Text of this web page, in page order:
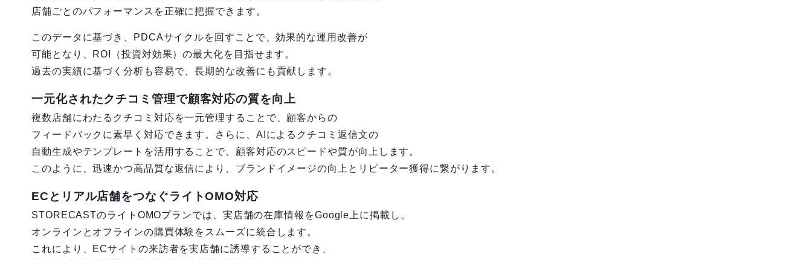
店舗ごとのパフォーマンスを正確に把握できます。
このデータに基づき、PDCAサイクルを回すことで、効果的な運用改善が
可能となり、ROI（投資対効果）の最大化を目指せます。
過去の実績に基づく分析も容易で、長期的な改善にも貢献します。
一元化されたクチコミ管理で顧客対応の質を向上
複数店舗にわたるクチコミ対応を一元管理することで、顧客からの
フィードバックに素早く対応できます。さらに、AIによるクチコミ返信文の
自動生成やテンプレートを活用することで、顧客対応のスピードや質が向上します。
このように、迅速かつ高品質な返信により、ブランドイメージの向上とリピーター獲得に繋がります。
ECとリアル店舗をつなぐライトOMO対応
STORECASTのライトOMOプランでは、実店舗の在庫情報をGoogle上に掲載し、
オンラインとオフラインの購買体験をスムーズに統合します。
これにより、ECサイトの来訪者を実店舗に誘導することができ、